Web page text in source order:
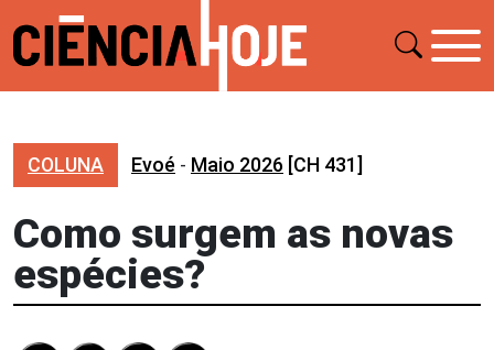
COLUNA Evoé - Maio 2026 [CH 431]
Como surgem as novas
espécies?